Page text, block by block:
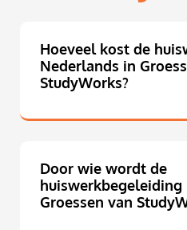
Hoeveel kost de
Nederlands in
StudyWorks?
Door wie wordt de
huiswerkbegeleiding
Groessen van